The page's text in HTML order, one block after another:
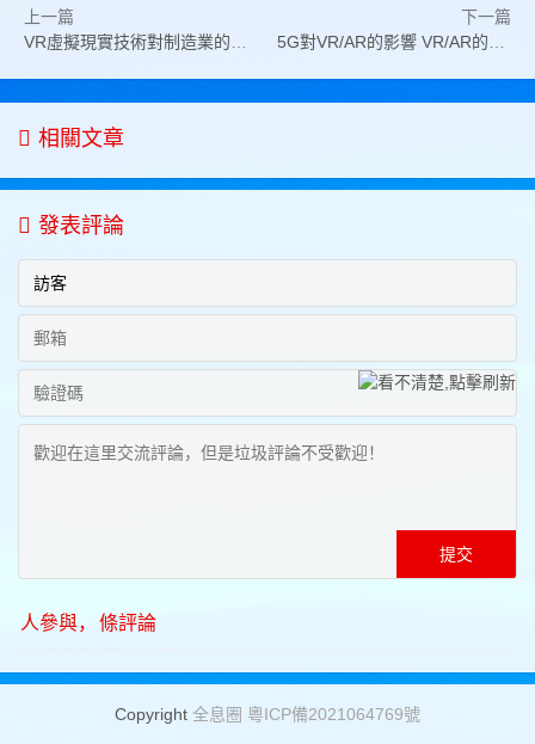
上一篇
VR虛擬現實技術對制造業的作用
下一篇
5G對VR/AR的影響 VR/AR的發展瓶頸5G可以解決嗎
相關文章
發表評論
人參與， 條評論
Copyright 全息圈 粵ICP備2021064769號